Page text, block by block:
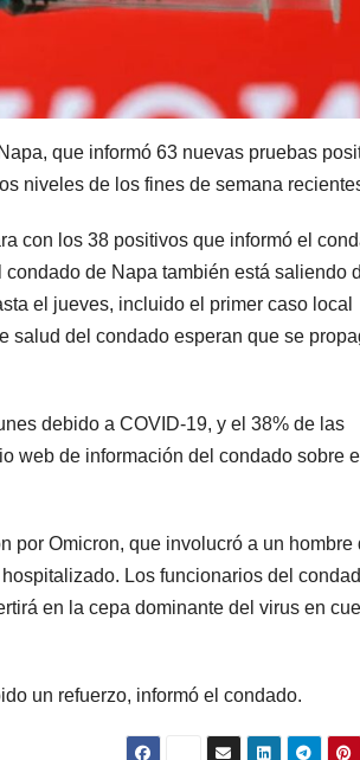
que informó 63 nuevas pruebas
niveles de los fines de semana
con los 38 positivos que informó el
de Napa también está saliendo
el jueves, incluido el primer caso local
salud del condado esperan que se
debido a COVID-19, y el 38% de las
web de información del condado sobre el
por Omicron, que involucró a un hombre
Los funcionarios del
en la cepa dominante del virus en
un refuerzo, informó el condado.